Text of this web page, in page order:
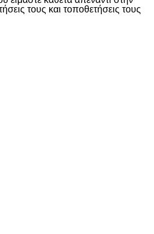
τους και τοποθετήσεις τους